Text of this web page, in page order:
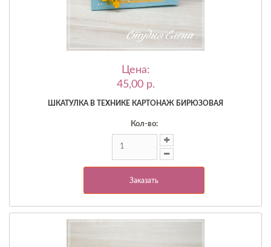
Цена:
45,00 p.
ШКАТУЛКА В ТЕХНИКЕ КАРТОНАЖ БИРЮЗОВАЯ
Кол-во:
Заказать